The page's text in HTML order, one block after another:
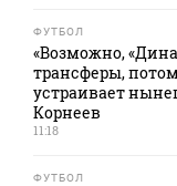
ФУТБОЛ
«Возможно,
трансферы,
устраивает
Корнеев
11:18
ФУТБОЛ